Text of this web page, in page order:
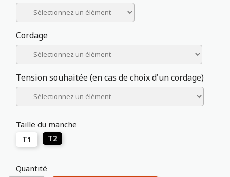
Cordage
Tension souhaitée (en cas de choix d'un cordage)
Taille du manche
T1 T2
Quantité